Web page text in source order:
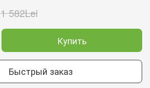
1 582Lei
Купить
Быстрый заказ